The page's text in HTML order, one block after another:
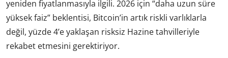
yeniden fiyatlanmasıyla ilgili. 2026 için “daha uzun süre
yüksek faiz” beklentisi, Bitcoin’in artık riskli varlıklarla
değil, yüzde 4’e yaklaşan risksiz Hazine tahvilleriyle
rekabet etmesini gerektiriyor.